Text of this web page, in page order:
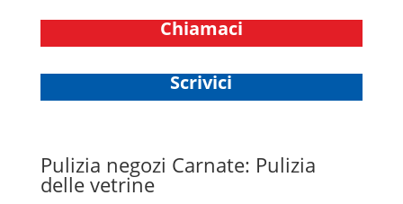
Chiamaci
Scrivici
Pulizia negozi Carnate: Pulizia
delle vetrine